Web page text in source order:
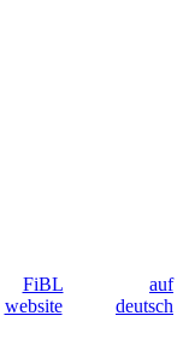
auf
deutsch